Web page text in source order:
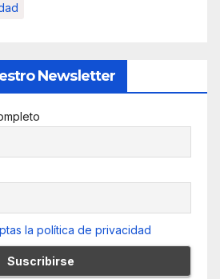
Newsletter
la política de privacidad